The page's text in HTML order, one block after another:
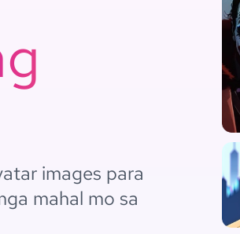
images para
mahal mo sa